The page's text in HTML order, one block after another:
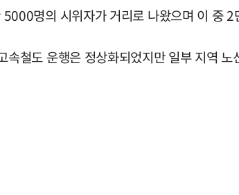
명의 시위자가 거리로 나왔으며 이 중
속철도 운행은 정상화되었지만 일부 지역